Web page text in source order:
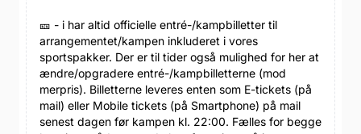
🎫 - i har altid officielle entré-/kampbilletter til
arrangementet/kampen inkluderet i vores
sportspakker. Der er til tider også mulighed for her at
ændre/opgradere entré-/kampbilletterne (mod
merpris). Billetterne leveres enten som E-tickets (på
mail) eller Mobile tickets (på Smartphone) på mail
senest dagen før kampen kl. 22:00. Fælles for begge